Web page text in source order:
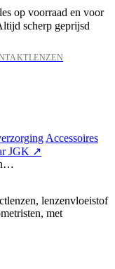
op voorraad en voor
scherp geprijsd
Accessoires
JGK ↗
lenzenvloeistof
met